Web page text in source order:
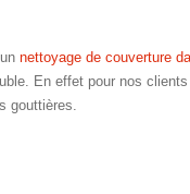
nettoyage de couverture
En effet pour nos
gouttières.